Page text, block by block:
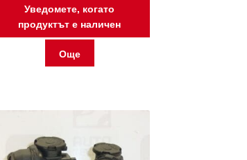
Уведомете, когато
продуктът е наличен
Още